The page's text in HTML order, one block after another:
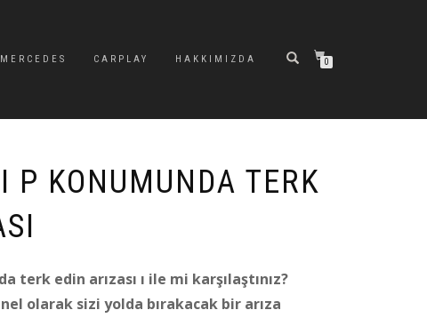
MERCEDES CARPLAY HAKKIMIZDA 0
P KONUMUNDA TERK
terk edin arızası ı ile mi karşılaştınız?
olarak sizi yolda bırakacak bir arıza